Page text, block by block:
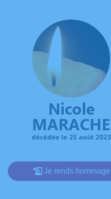
Nicole
MARACHE
décédée le 25 août 2023
Je rends hommage